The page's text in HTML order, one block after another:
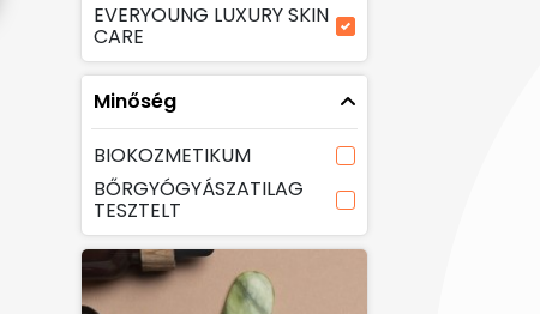
EVERYOUNG LUXURY SKIN
CARE
Minőség
BIOKOZMETIKUM
BŐRGYÓGYÁSZATILAG
TESZTELT